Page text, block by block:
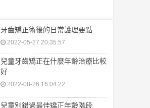
牙齒矯正術後的日常護理要點
2022-05-27 20:35:57
兒童牙齒矯正在什麽年齡治療比較
好
2022-08-26 16:04:22
兒童別錯過最佳矯正年齡階段